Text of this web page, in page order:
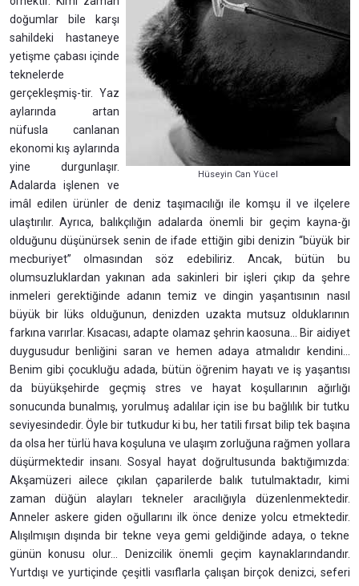
Hüseyin Can Yücel
doğumlar bile karşı
sahildeki hastaneye
yetişme çabası içinde
teknelerde
gerçekleşmiş-tir. Yaz
aylarında artan
nüfusla canlanan
ekonomi kış aylarında
yine durgunlaşır.
Adalarda işlenen ve
imâl edilen ürünler de deniz taşımacılığı ile komşu il ve ilçelere
ulaştırılır. Ayrıca, balıkçılığın adalarda önemli bir geçim kayna-ğı
olduğunu düşünürsek senin de ifade ettiğin gibi denizin “büyük bir
mecburiyet” olmasından söz edebiliriz. Ancak, bütün bu
olumsuzluklardan yakınan ada sakinleri bir işleri çıkıp da şehre
inmeleri gerektiğinde adanın temiz ve dingin yaşantısının nasıl
büyük bir lüks olduğunun, denizden uzakta mutsuz olduklarının
farkına varırlar. Kısacası, adapte olamaz şehrin kaosuna… Bir aidiyet
duygusudur benliğini saran ve hemen adaya atmalıdır kendini...
Benim gibi çocukluğu adada, bütün öğrenim hayatı ve iş yaşantısı
da büyükşehirde geçmiş stres ve hayat koşullarının ağırlığı
sonucunda bunalmış, yorulmuş adalılar için ise bu bağlılık bir tutku
seviyesindedir. Öyle bir tutkudur ki bu, her tatili fırsat bilip tek başına
da olsa her türlü hava koşuluna ve ulaşım zorluğuna rağmen yollara
düşürmektedir insanı. Sosyal hayat doğrultusunda baktığımızda:
Akşamüzeri ailece çıkılan çaparilerde balık tutulmaktadır, kimi
zaman düğün alayları tekneler aracılığıyla düzenlenmektedir.
Anneler askere giden oğullarını ilk önce denize yolcu etmektedir.
Alışılmışın dışında bir tekne veya gemi geldiğinde adaya, o tekne
günün konusu olur... Denizcilik önemli geçim kaynaklarındandır.
Yurtdışı ve yurtiçinde çeşitli vasıflarla çalışan birçok denizci, seferi